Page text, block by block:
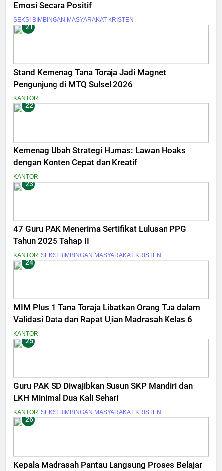
Emosi Secara Positif
SEKSI BIMBINGAN MASYARAKAT KRISTEN
21
Stand Kemenag Tana Toraja Jadi Magnet
Pengunjung di MTQ Sulsel 2026
KANTOR
22
Kemenag Ubah Strategi Humas: Lawan Hoaks
dengan Konten Cepat dan Kreatif
KANTOR
23
47 Guru PAK Menerima Sertifikat Lulusan PPG
Tahun 2025 Tahap II
KANTOR SEKSI BIMBINGAN MASYARAKAT KRISTEN
24
MIM Plus 1 Tana Toraja Libatkan Orang Tua dalam
Validasi Data dan Rapat Ujian Madrasah Kelas 6
KANTOR
25
Guru PAK SD Diwajibkan Susun SKP Mandiri dan
LKH Minimal Dua Kali Sehari
KANTOR SEKSI BIMBINGAN MASYARAKAT KRISTEN
26
Kepala Madrasah Pantau Langsung Proses Belajar